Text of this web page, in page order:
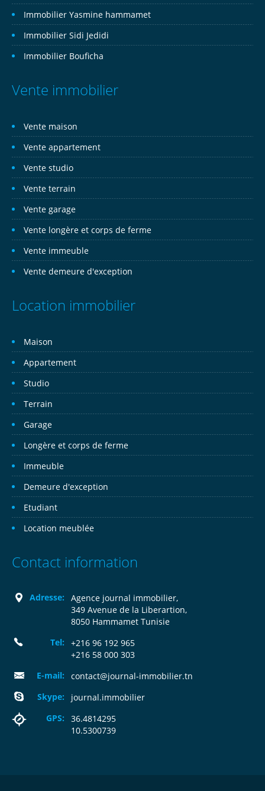
Immobilier Yasmine hammamet
Immobilier Sidi Jedidi
Immobilier Bouficha
Vente immobilier
Vente maison
Vente appartement
Vente studio
Vente terrain
Vente garage
Vente longère et corps de ferme
Vente immeuble
Vente demeure d'exception
Location immobilier
Maison
Appartement
Studio
Terrain
Garage
Longère et corps de ferme
Immeuble
Demeure d'exception
Etudiant
Location meublée
Contact information
Adresse:
Agence journal immobilier,
349 Avenue de la Liberartion,
8050 Hammamet Tunisie
Tel:
+216 96 192 965
+216 58 000 303
E-mail:
contact@journal-immobilier.tn
Skype:
journal.immobilier
GPS:
36.4814295
10.5300739